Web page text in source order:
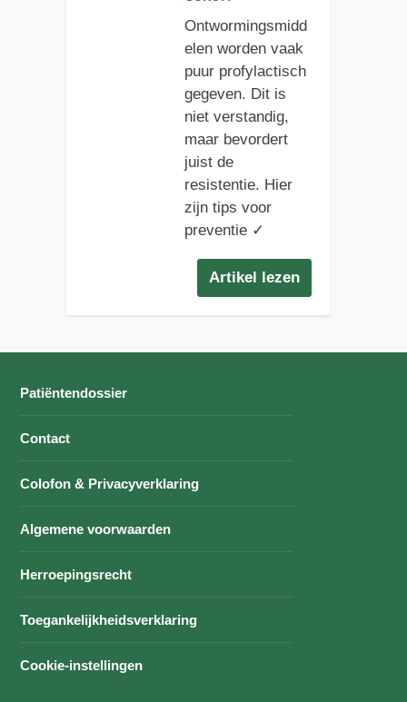
Ontwormingsmidd
elen worden vaak
puur profylactisch
gegeven. Dit is
niet verstandig,
maar bevordert
juist de
resistentie. Hier
zijn tips voor
preventie ✓
Artikel lezen
Patiëntendossier
Contact
Colofon & Privacyverklaring
Algemene voorwaarden
Herroepingsrecht
Toegankelijkheidsverklaring
Cookie-instellingen